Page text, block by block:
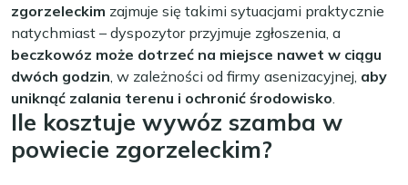
zgorzeleckim zajmuje się takimi sytuacjami praktycznie
natychmiast – dyspozytor przyjmuje zgłoszenia, a
beczkowóz może dotrzeć na miejsce nawet w ciągu
dwóch godzin, w zależności od firmy asenizacyjnej, aby
uniknąć zalania terenu i ochronić środowisko.
Ile kosztuje wywóz szamba w
powiecie zgorzeleckim?